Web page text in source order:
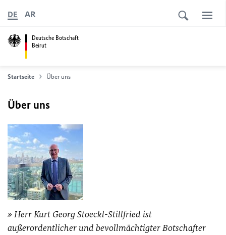
Deutsche Botschaft
Beirut
DE AR
Startseite Über uns
Über uns
Herr Kurt Georg Stoeckl-Stillfried ist
außerordentlicher und bevollmächtigter Botschafter